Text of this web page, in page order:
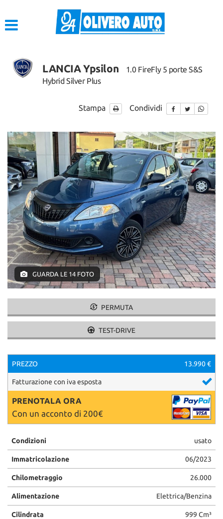
ACQUISTIAMO USATO
CONTATTI
LANCIA Ypsilon
1.0 FireFly 5 porte S&S
Hybrid Silver Plus
Stampa Condividi
GUARDA LE 14 FOTO
PERMUTA
TEST-DRIVE
PREZZO 13.990 €
Fatturazione con iva esposta
PRENOTALA ORA
Con un acconto di 200€
Condizioni usato
Immatricolazione 06/2023
Chilometraggio 26.000
Alimentazione Elettrica/Benzina
Cilindrata 999 Cm³